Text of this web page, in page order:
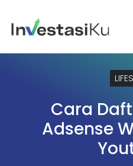
Cara
Adsense